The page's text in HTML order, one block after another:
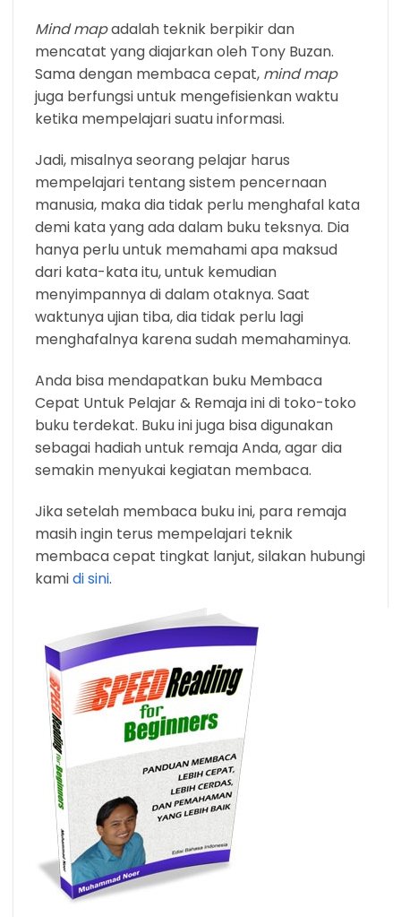
Mind mapadalah teknik berpikir dan
mencatat yang diajarkan oleh Tony Buzan.
Sama dengan membaca cepat, mind map
juga berfungsi untuk mengefisienkan waktu
ketika mempelajari suatu informasi.
Jadi, misalnya seorang pelajar harus
mempelajari tentang sistem pencernaan
manusia, maka dia tidak perlu menghafal kata
demi kata yang ada dalam buku teksnya. Dia
hanya perlu untuk memahami apa maksud
dari kata-kata itu, untuk kemudian
menyimpannya di dalam otaknya. Saat
waktunya ujian tiba, dia tidak perlu lagi
menghafalnya karena sudah memahaminya.
Anda bisa mendapatkan buku Membaca
Cepat Untuk Pelajar & Remaja ini di toko-toko
buku terdekat. Buku ini juga bisa digunakan
sebagai hadiah untuk remaja Anda, agar dia
semakin menyukai kegiatan membaca.
Jika setelah membaca buku ini, para remaja
masih ingin terus mempelajari teknik
membaca cepat tingkat lanjut, silakan hubungi
kamidi sini.